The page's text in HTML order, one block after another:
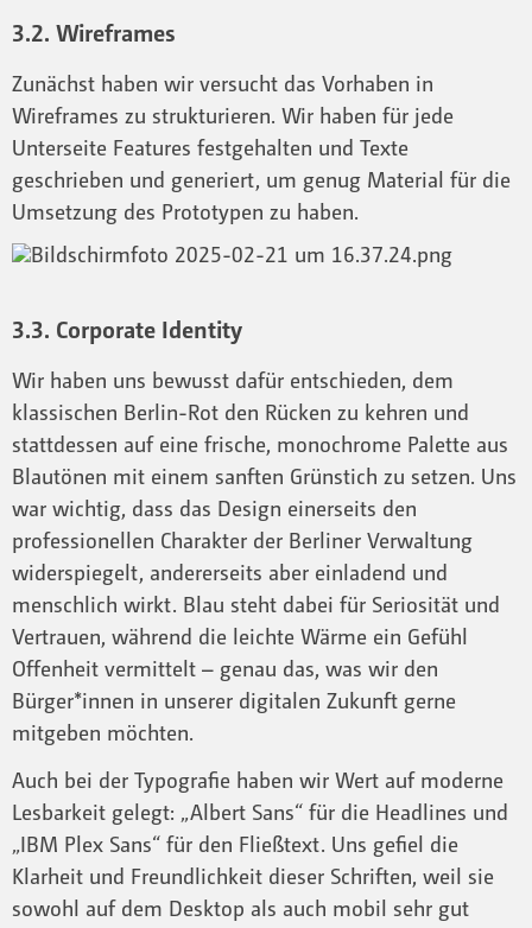
3.2. Wireframes
Zunächst haben wir versucht das Vorhaben in
Wireframes zu strukturieren. Wir haben für jede
Unterseite Features festgehalten und Texte
geschrieben und generiert, um genug Material für die
Umsetzung des Prototypen zu haben.
3.3. Corporate Identity
Wir haben uns bewusst dafür entschieden, dem
klassischen Berlin-Rot den Rücken zu kehren und
stattdessen auf eine frische, monochrome Palette aus
Blautönen mit einem sanften Grünstich zu setzen. Uns
war wichtig, dass das Design einerseits den
professionellen Charakter der Berliner Verwaltung
widerspiegelt, andererseits aber einladend und
menschlich wirkt. Blau steht dabei für Seriosität und
Vertrauen, während die leichte Wärme ein Gefühl
Offenheit vermittelt – genau das, was wir den
Bürger*innen in unserer digitalen Zukunft gerne
mitgeben möchten.
Auch bei der Typografie haben wir Wert auf moderne
Lesbarkeit gelegt: „Albert Sans“ für die Headlines und
„IBM Plex Sans“ für den Fließtext. Uns gefiel die
Klarheit und Freundlichkeit dieser Schriften, weil sie
sowohl auf dem Desktop als auch mobil sehr gut